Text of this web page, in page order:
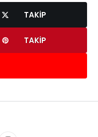
TAKIP
TAKIP